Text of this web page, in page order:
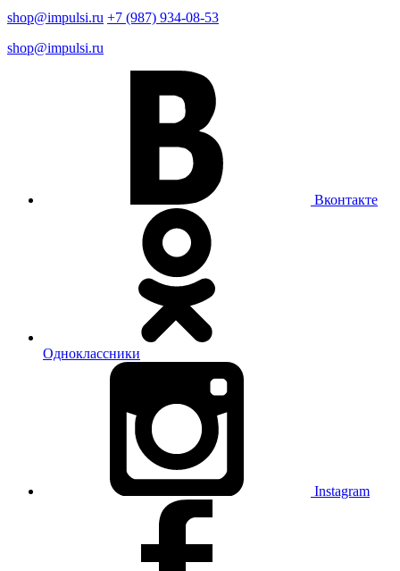
shop@impulsi.ru +7 (987) 934-08-53
shop@impulsi.ru
Вконтакте
Одноклассники
Instagram